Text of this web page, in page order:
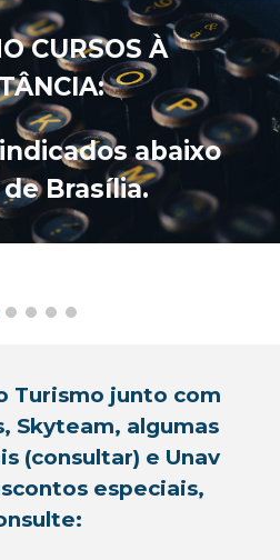
CURSOS À
abaixo
Brasília.
Turismo junto com
Skyteam, algumas
(consultar) e Unav
especiais,